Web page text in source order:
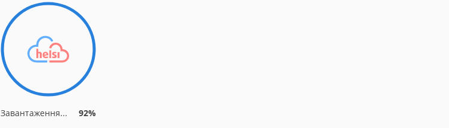
Завантаження... 92%